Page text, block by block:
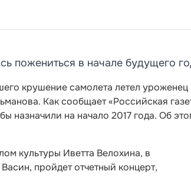
пожениться в начале будущего
крушение самолета летел уроженец
Как сообщает «Российская
назначили на начало 2017 года. Об
культуры Иветта Велохина, в
пройдет отчетный концерт,